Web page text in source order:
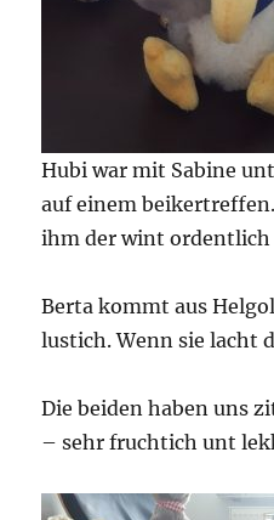
Hubi war mit Sabine
auf einem
ihm der wint ordentlich
Berta kommt aus
lustich. Wenn sie lacht
Die beiden haben uns
– sehr fruchtich unt